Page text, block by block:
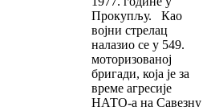
Прокупљу. Као
војни стрелац
налазио се у 549.
моторизованој
бригади, која је за
време агресије
НАТО-а на Савезну